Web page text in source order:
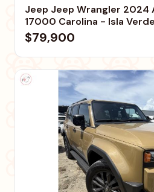
Jeep Jeep Wrangler 2024
17000 Carolina - Isla Verde
$79,900